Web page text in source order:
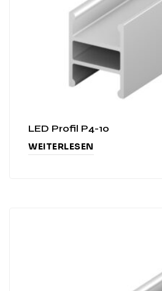
LED Profil P4-10
WEITERLESEN